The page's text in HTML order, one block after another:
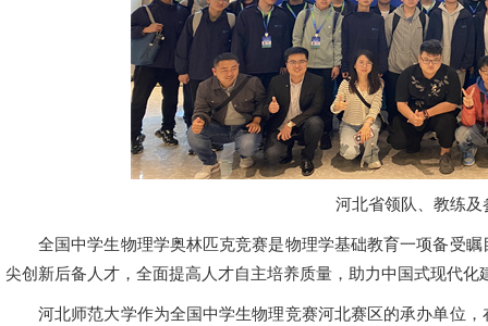
河北省领队、教练及
全国中学生物理学奥林匹克竞赛是物理学基础教育一项备受
尖创新后备人才，全面提高人才自主培养质量，助力中国式现代化
河北师范大学作为全国中学生物理竞赛河北赛区的承办单位